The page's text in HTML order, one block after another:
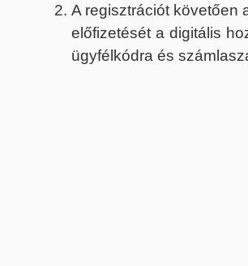
A regisztrációt követően
előfizetését a digitális
ügyfélkódra és